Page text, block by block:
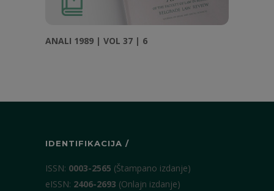
ANALI 1989 | VOL 37 | 6
IDENTIFIKACIJA /
ISSN: 0003-2565 (Štampano izdanje)
eISSN: 2406-2693 (Onlajn izdanje)